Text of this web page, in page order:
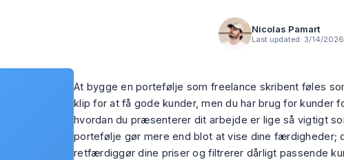
Nicolas Pamart
Last updated: 3/14/2026
At bygge en portefølje som freelance skribent føles
klip for at få gode kunder, men du har brug for kunder
hvordan du præsenterer dit arbejde er lige så vigtigt
portefølje gør mere end blot at vise dine færdigheder;
retfærdiggør dine priser og filtrerer dårligt passende